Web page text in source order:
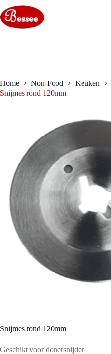
naar
de
inhoud
Home Non-Food Keuken
Snijmes rond 120mm
Snijmes rond 120mm
Geschikt voor donersnijder